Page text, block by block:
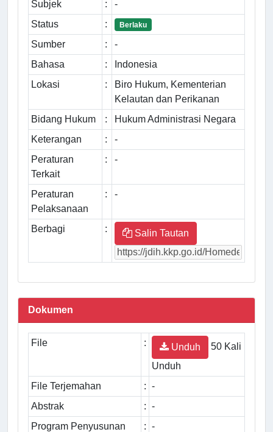
Subjek :
-
Status
: Berlaku
Sumber :
-
Bahasa
:
Indonesia
Lokasi
:
Biro Hukum, Kementerian
Kelautan dan Perikanan
Bidang Hukum
:
Hukum Administrasi Negara
Keterangan
:
-
Peraturan
Terkait
: -
Peraturan
Pelaksanaan
: -
Berbagi : Salin Tautan
Dokumen
File : Unduh
50 Kali
Unduh
File Terjemahan
: -
Abstrak
: -
Program Penyusunan
: -